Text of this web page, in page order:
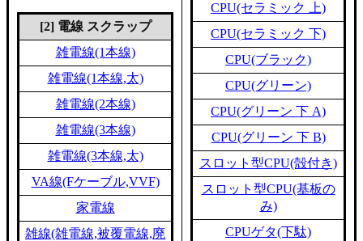
[2] 電線 スクラップ
雑電線(1本線)
雑電線(1本線,太)
雑電線(2本線)
雑電線(3本線)
雑電線(3本線,太)
VA線(Fケーブル,VVF)
家電線
雑線(雑電線,被覆電線,廃
CPU(セラミック 上)
CPU(セラミック 下)
CPU(ブラック)
CPU(グリーン)
CPU(グリーン 下 A)
CPU(グリーン 下 B)
スロット型CPU(殻付き)
スロット型CPU(基板の
み)
CPUゲタ(下駄)